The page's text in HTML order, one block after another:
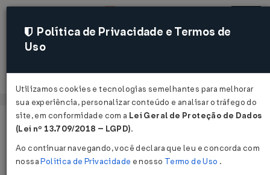
Acessar
Página Inicial Legislações
Instrução Normativa SRF nº 57 de
Política de Privacidade e Termos de
Uso
Utilizamos cookies e tecnologias semelhantes para melhorar
sua experiência, personalizar conteúdo e analisar o tráfego do
site, em conformidade com a Lei Geral de Proteção de Dados
(Lei nº 13.709/2018 – LGPD).
Ao continuar navegando, você declara que leu e concorda com
nossaPolítica de Privacidade e nosso Termo de Uso .